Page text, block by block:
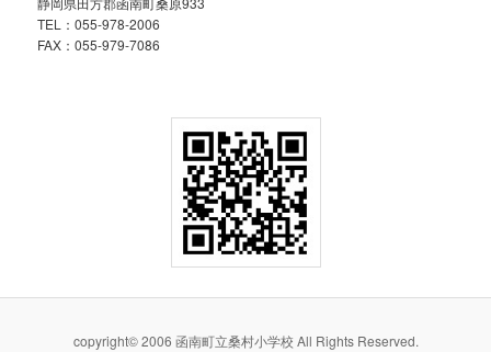
TEL：055-978-2006
FAX：055-979-7086
copyright© 2006 函南町立桑村小学校 All Rights Reserved.